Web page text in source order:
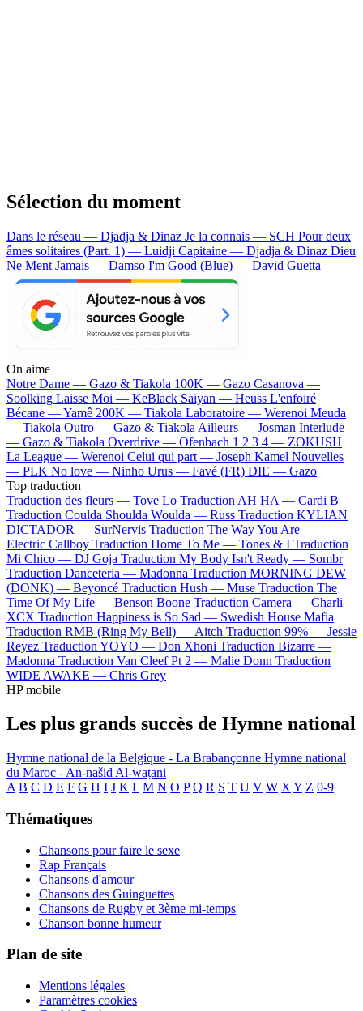
Sélection du moment
Dans le réseau — Djadja & Dinaz Je la connais — SCH Pour deux
âmes solitaires (Part. 1) — Luidji Capitaine — Djadja & Dinaz Dieu
Ne Ment Jamais — Damso I'm Good (Blue) — David Guetta
On aime
Notre Dame — Gazo & Tiakola 100K — Gazo Casanova —
Soolking Laisse Moi — KeBlack Saiyan — Heuss L'enfoiré
Bécane —Yamê 200K — Tiakola Laboratoire — Werenoi Meuda
— Tiakola Outro — Gazo & Tiakola Ailleurs — Josman Interlude
— Gazo & Tiakola Overdrive — Ofenbach 1 2 3 4 — ZOKUSH
La League — Werenoi Celui qui part — Joseph Kamel Nouvelles
— PLK No love — Ninho Urus — Favé (FR) DIE — Gazo
Top traduction
Traduction des fleurs — Tove Lo Traduction AH HA — Cardi B
Traduction Coulda Shoulda Woulda — Russ Traduction KYLIAN
DICTADOR — SurNervis Traduction The Way You Are —
Electric Callboy Traduction Home To Me — Tones & I Traduction
Mi Chico — DJ Goja Traduction My Body Isn't Ready — Sombr
Traduction Danceteria — Madonna Traduction MORNING DEW
(DONK) — Beyoncé Traduction Hush — Muse Traduction The
Time Of My Life — Benson Boone Traduction Camera — Charli
XCX Traduction Happiness is So Sad — Swedish House Mafia
Traduction RMB (Ring My Bell) — Aitch Traduction 99% — Jessie
Reyez Traduction YOYO — Don Xhoni Traduction Bizarre —
Madonna Traduction Van Cleef Pt 2 — Malie Donn Traduction
WIDE AWAKE — Chris Grey
HP mobile
Les plus grands succès de Hymne national
Hymne national de la Belgique - La Brabançonne Hymne national
du Maroc - An-našid Al-waṭani
A B C D E F G H I J K L M N O P Q R S T U V W X Y Z 0-9
Thématiques
Chansons pour faire le sexe
Rap Français
Chansons d'amour
Chansons des Guinguettes
Chansons de Rugby et 3ème mi-temps
Chanson bonne humeur
Plan de site
Mentions légales
Paramètres cookies